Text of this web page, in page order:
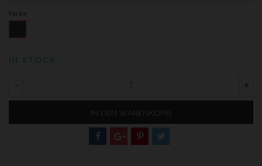
Farbe
IN STOCK
- +
IN DEN WARENKORB